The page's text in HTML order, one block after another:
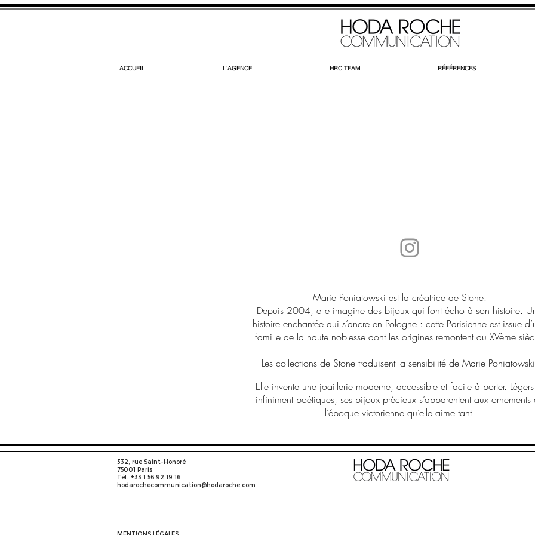
ACCUEIL L'AGENCE HRC TEAM RÉFÉRENCES
Marie Poniatowski est la créatrice de Stone.
Depuis 2004, elle imagine des bijoux qui font écho à son histoire.
histoire enchantée qui s’ancre en Pologne : cette Parisienne est issue
famille de la haute noblesse dont les origines remontent au XVème
Les collections de Stone traduisent la sensibilité de Marie
Elle invente une joaillerie moderne, accessible et facile à porter.
infiniment poétiques, ses bijoux précieux s’apparentent aux ornements
l’époque victorienne qu’elle aime tant.
332, rue Saint-Honoré
75001 Paris
Tél. +33 1 56 92 19 16
hodarochecommunication@hodaroche.com